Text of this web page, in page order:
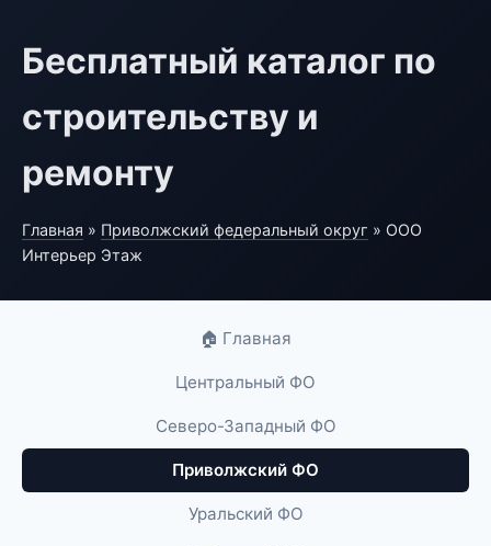
Бесплатный каталог по
строительству и
ремонту
Главная » Приволжский федеральный округ » ООО
Интерьер Этаж
🏠 Главная
Центральный ФО
Северо-Западный ФО
Приволжский ФО
Уральский ФО